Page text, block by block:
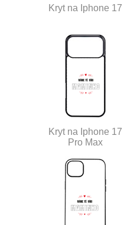
Kryt na Iphone 17
Kryt na Iphone 17
Pro Max